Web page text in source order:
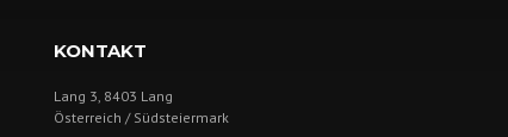
KONTAKT
Lang 3, 8403 Lang
Österreich / Südsteiermark